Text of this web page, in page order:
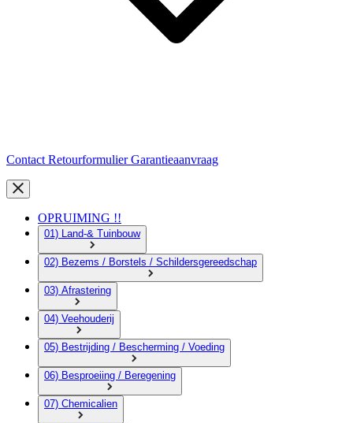
Contact RetourformulierGarantieaanvraag
OPRUIMING !!
01) Land-& Tuinbouw
02) Bezems / Borstels / Schildersgereedschap
03) Afrastering
04) Veehouderij
05) Bestrijding / Bescherming / Voeding
06) Besproeiing / Beregening
07) Chemicalien